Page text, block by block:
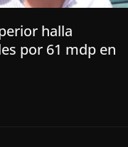
halla
por 61 mdp en